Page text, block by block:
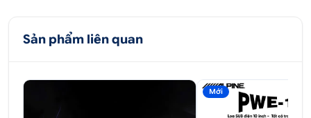
dạng mẫu mã theo yêu cầu nâng cấp ô tô của
khách hàng. Để tham khảo và tư vấn mua sản phẩm
sau:
CÁCH 1: ĐẶT HÀNG QUA SỐ HOTLINE: 0707
Sản phẩm liên quan
Mới